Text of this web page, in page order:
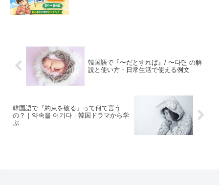
韓国語で『〜だとすれば』/ 〜다면 の解
説と使い方・日常生活で使える例文
韓国語で『約束を破る』って何て言う
の？｜약속을 어기다｜韓国ドラマから学
ぶ